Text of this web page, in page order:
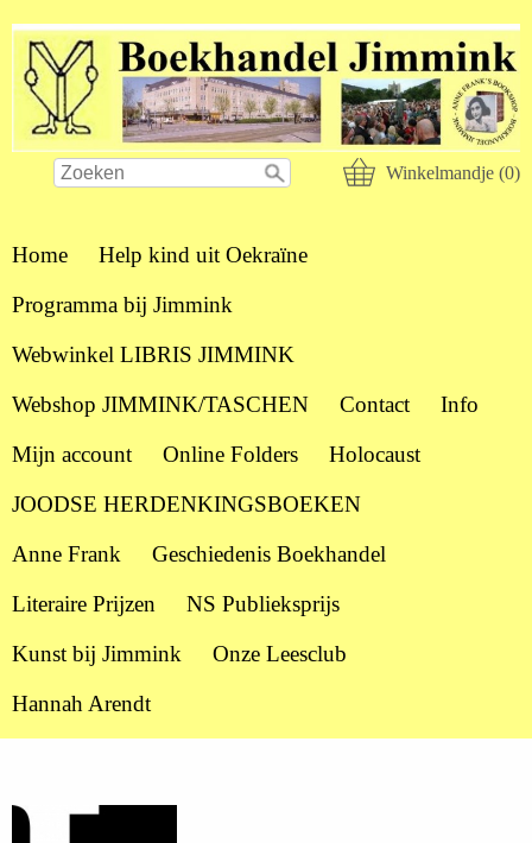
Winkelmandje (0)
Home
Help kind uit Oekraïne
Programma bij Jimmink
Webwinkel LIBRIS JIMMINK
Webshop JIMMINK/TASCHEN
Contact
Info
Mijn account
Online Folders
Holocaust
JOODSE HERDENKINGSBOEKEN
Anne Frank
Geschiedenis Boekhandel
Literaire Prijzen
NS Publieksprijs
Kunst bij Jimmink
Onze Leesclub
Hannah Arendt